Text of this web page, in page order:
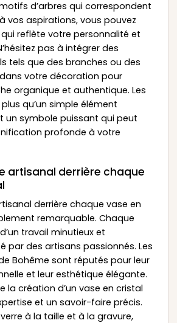
d’arbres qui correspondent
vos aspirations, vous pouvez
reflète votre personnalité et
pas à intégrer des
tels que des branches ou des
votre décoration pour
organique et authentique. Les
qu’un simple élément
un symbole puissant qui peut
profonde à votre
artisanal derrière chaque
derrière chaque vase en
remarquable. Chaque
travail minutieux et
par des artisans passionnés. Les
Bohême sont réputés pour leur
et leur esthétique élégante.
la création d’un vase en cristal
et un savoir-faire précis.
à la taille et à la gravure,